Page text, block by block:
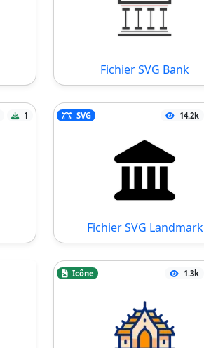
Fichier SVG Bank
1 SVG 14.2k
Fichier SVG Landmark
Icône 1.3k